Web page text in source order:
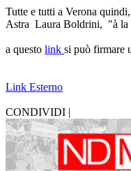
Tutte e tutti a Verona
Astra Laura Boldrini, "à la
a questo link si può firmare
Link Esterno
CONDIVIDI |